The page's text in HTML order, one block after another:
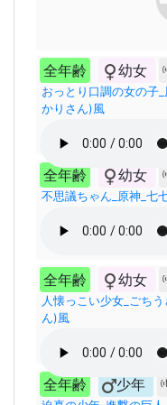
全年齢 幼女
おっとり口調の女の子
かりさん)風
全年齢 幼女
不思議ちゃん_原神_七
全年齢 幼女
人懐っこい少女_ごち
ん)風
全年齢 少年